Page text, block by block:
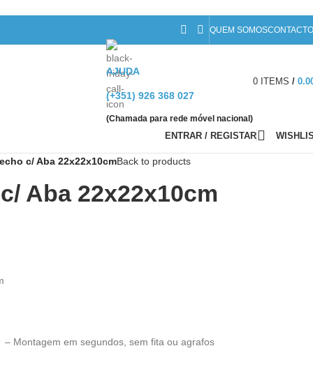
QUEM SOMOS
AJUDA
(+351) 926 368 027
(Chamada para rede móvel nacional)
0 ITEMS /
ENTRAR / REGISTAR
c/ Aba 22x22x10cmBack to products
Aba 22x22x10cm
– Montagem em segundos, sem fita ou agrafos